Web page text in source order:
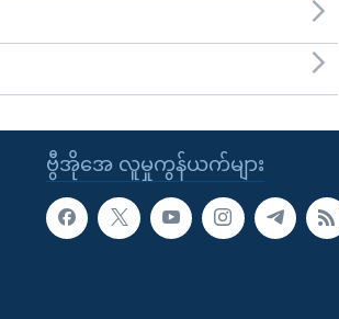
ဗွီအိုအေ လူမှုကွန်ယက်များ